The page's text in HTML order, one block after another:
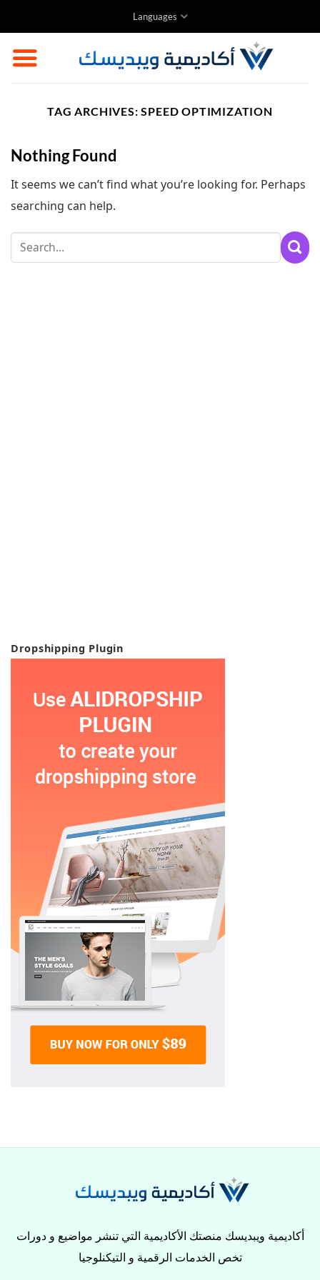
to
content
Languages
TAG ARCHIVES:SPEED OPTIMIZATION
Nothing Found
It seems we can’t find what you’re looking for. Perhaps
searching can help.
Dropshipping Plugin
أكاديمية ويبديسك منصتك الأكاديمية التي تنشر مواضيع و دورات
تخص الخدمات الرقمية و التيكنلوجيا